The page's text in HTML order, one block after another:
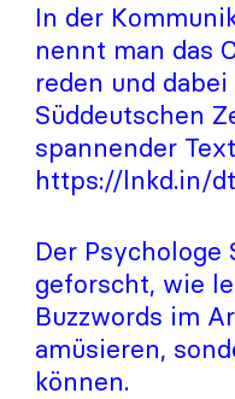
In der
nennt man das
reden und
Süddeutschen
spannender
https://lnkd.in/
Der Psychologe
geforscht, wie
Buzzwords im
amüsieren,
können.